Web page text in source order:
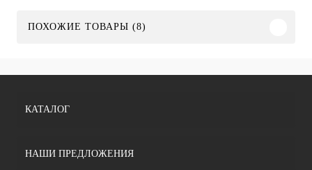
ПОХОЖИЕ ТОВАРЫ (8)
КАТАЛОГ
НАШИ ПРЕДЛОЖЕНИЯ